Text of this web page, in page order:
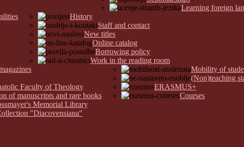
Learning foreign
History
Staff and contact
New titles
Online catalog
Borrowing policy
Work in the reading room
Faculty of Theology
of manuscripts and rare books
Memorial Library
"Diacovensiana"
Mobility of
(Non)teaching
ERASMUS+
Courses